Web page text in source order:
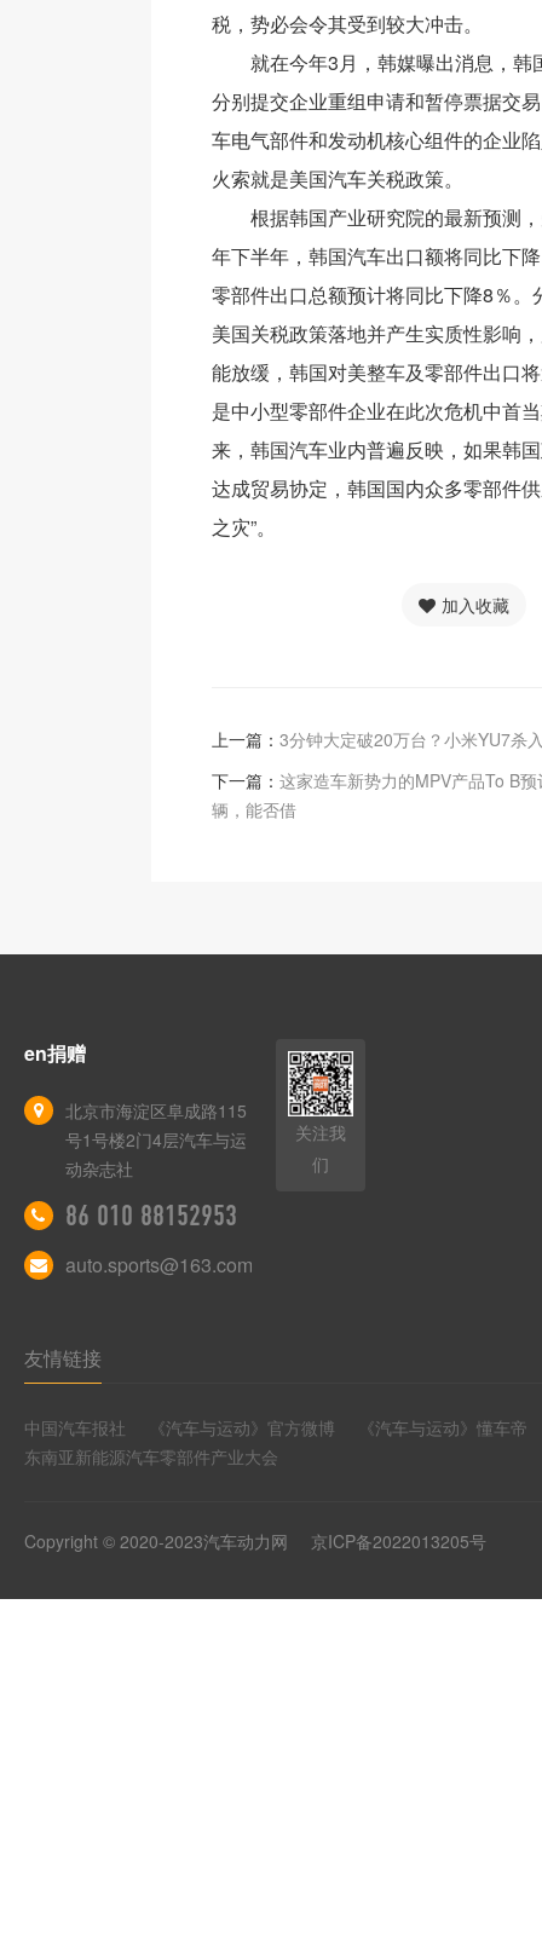
税，势必会令其受到较大冲击。
就在今年3月，韩媒曝出消息，韩
分别提交企业重组申请和暂停票据交
车电气部件和发动机核心组件的企业
火索就是美国汽车关税政策。
根据韩国产业研究院的最新预测，
年下半年，韩国汽车出口额将同比下
零部件出口总额预计将同比下降8％。
美国关税政策落地并产生实质性影响
能放缓，韩国对美整车及零部件出口
是中小型零部件企业在此次危机中首
来，韩国汽车业内普遍反映，如果韩
达成贸易协定，韩国国内众多零部件
之灾”。
加入收藏
上一篇： 3分钟大定破20万台？小米YU7杀
下一篇： 这家造车新势力的MPV产品To B
辆，能否借
en捐赠
北京市海淀区阜成路115
号1号楼2门4层汽车与运
动杂志社
86 010 88152953
auto.sports@163.com
关注我
们
友情链接
中国汽车报社 《汽车与运动》官方微博
《汽车与运动》懂车帝
东南亚新能源汽车零部件产业大会
Copyright © 2020-2023汽车动力网 京ICP备2022013205号